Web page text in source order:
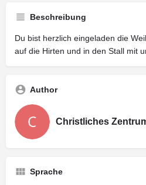
Beschreibung
Du bist herzlich eingeladen die
auf die Hirten und in den Stall mit
Author
Christliches
Sprache